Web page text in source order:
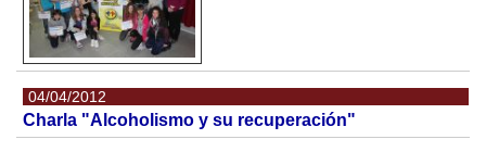
04/04/2012
Charla "Alcoholismo y su recuperación"